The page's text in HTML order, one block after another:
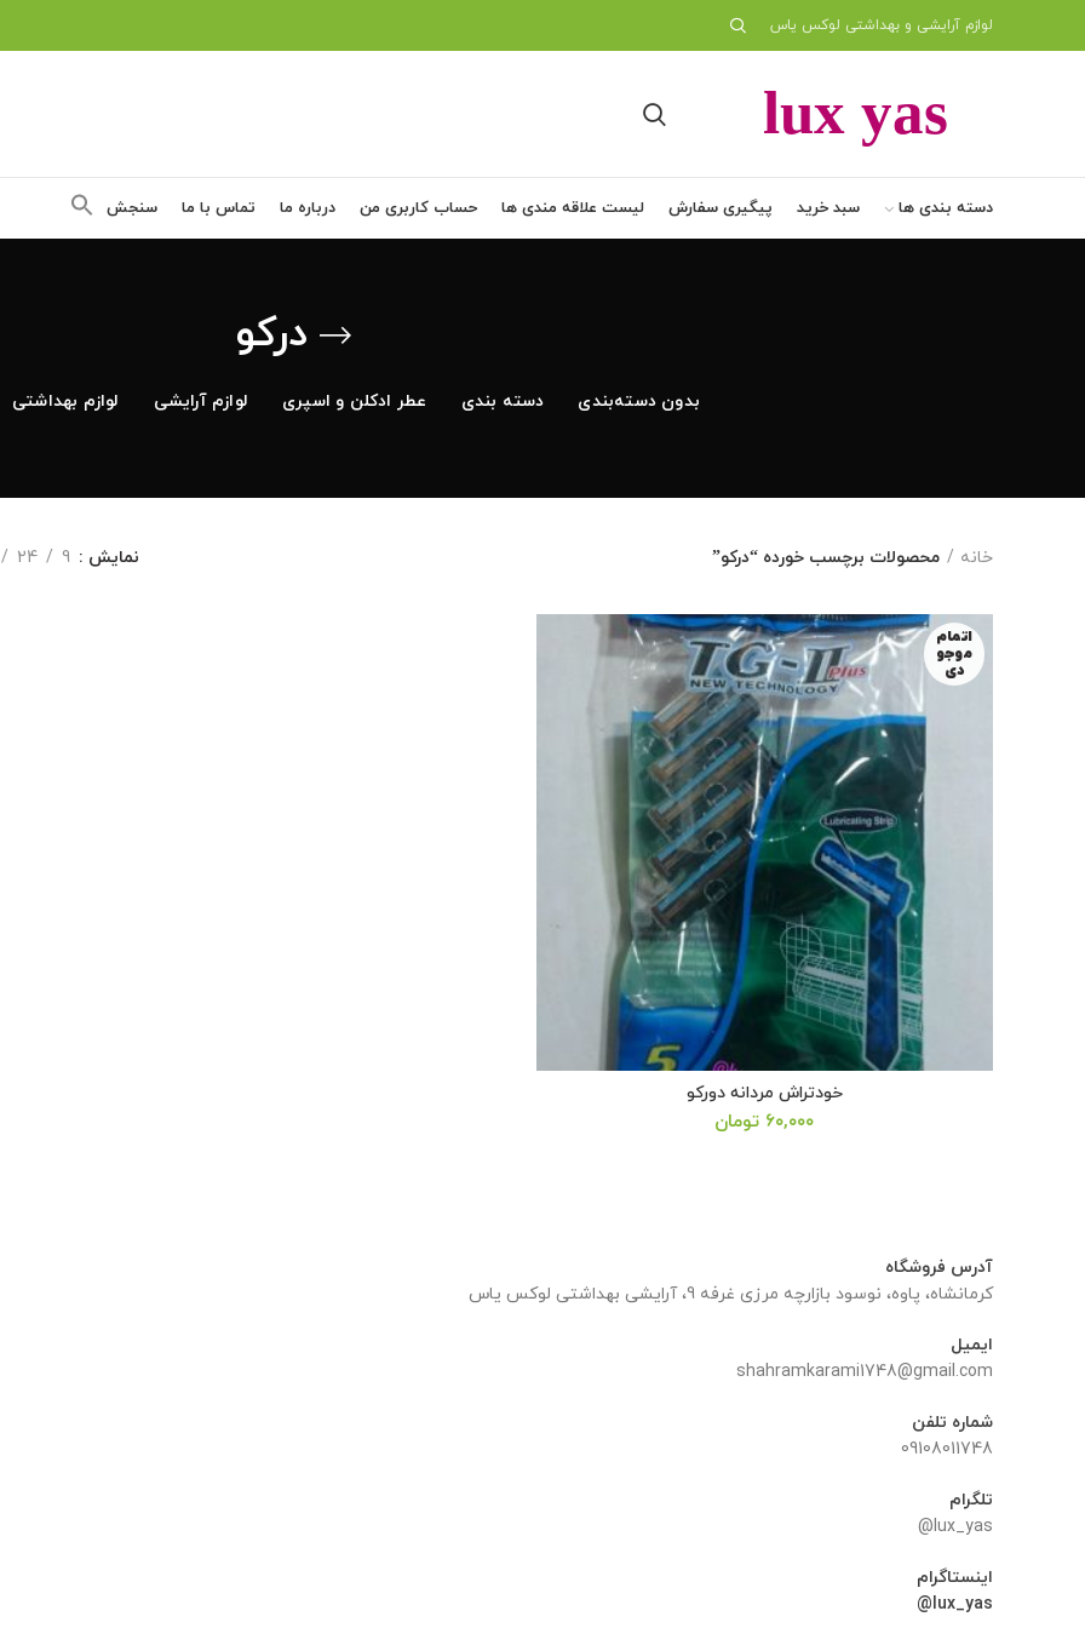
لوازم آرایشی و بهداشتی لوکس یاس
دسته بندی ها سبد خرید پیگیری سفارش لیست علاقه مندی ها حساب کاربری من درباره ما تماس با ما سنجش
درکو
بدون دسته‌بندی دسته بندی عطر ادکلن و اسپری لوازم آرایشی لوازم بهداشتی
خانه محصولات برچسب خورده “درکو” نمایش 9
24
اتمام
موجو
دی
خودتراش مردانه دورکو
۶۰,۰۰۰ تومان
آدرس فروشگاه
کرمانشاه، پاوه، نوسود بازارچه مرزی غرفه 9، آرایشی بهداشتی لوکس یاس
ایمیل
shahramkarami1748@gmail.com
شماره تلفن
09108011748
تلگرام
lux_yas@
اینستاگرام
lux_yas@